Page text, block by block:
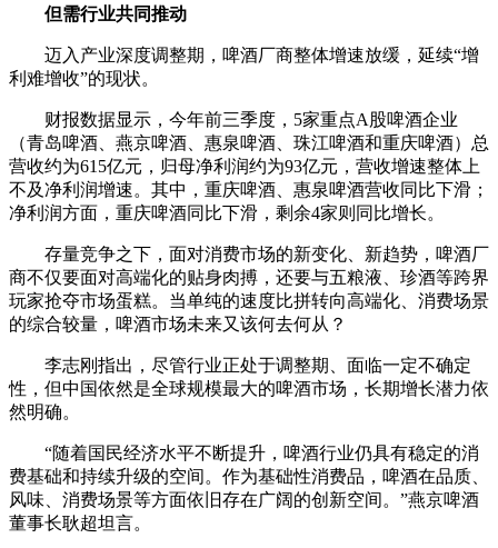
但需行业共同推动
迈入产业深度调整期，啤酒厂商整体增速放缓，延续“增
利难增收”的现状。
财报数据显示，今年前三季度，5家重点A股啤酒企业
（青岛啤酒、燕京啤酒、惠泉啤酒、珠江啤酒和重庆啤酒）总
营收约为615亿元，归母净利润约为93亿元，营收增速整体上
不及净利润增速。其中，重庆啤酒、惠泉啤酒营收同比下滑；
净利润方面，重庆啤酒同比下滑，剩余4家则同比增长。
存量竞争之下，面对消费市场的新变化、新趋势，啤酒厂
商不仅要面对高端化的贴身肉搏，还要与五粮液、珍酒等跨界
玩家抢夺市场蛋糕。当单纯的速度比拼转向高端化、消费场景
的综合较量，啤酒市场未来又该何去何从？
李志刚指出，尽管行业正处于调整期、面临一定不确定
性，但中国依然是全球规模最大的啤酒市场，长期增长潜力依
然明确。
“随着国民经济水平不断提升，啤酒行业仍具有稳定的消
费基础和持续升级的空间。作为基础性消费品，啤酒在品质、
风味、消费场景等方面依旧存在广阔的创新空间。”燕京啤酒
董事长耿超坦言。